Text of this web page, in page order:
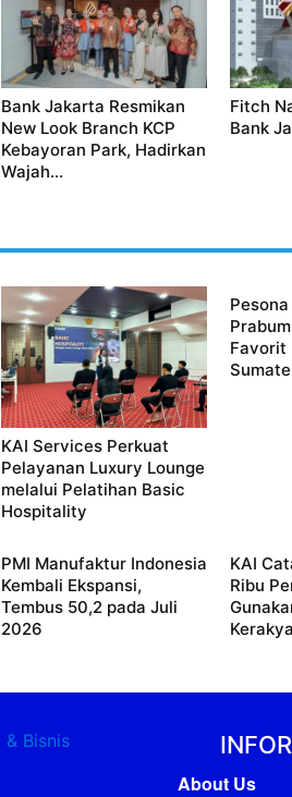
Bank Jakarta Resmikan
New Look Branch KCP
Kebayoran Park, Hadirkan
Wajah...
Fitch
Bank
KAI Services Perkuat
Pelayanan Luxury Lounge
melalui Pelatihan Basic
Hospitality
Favorit
PMI Manufaktur Indonesia
Kembali Ekspansi,
Tembus 50,2 pada Juli
2026
KAI
Ribu
About Us